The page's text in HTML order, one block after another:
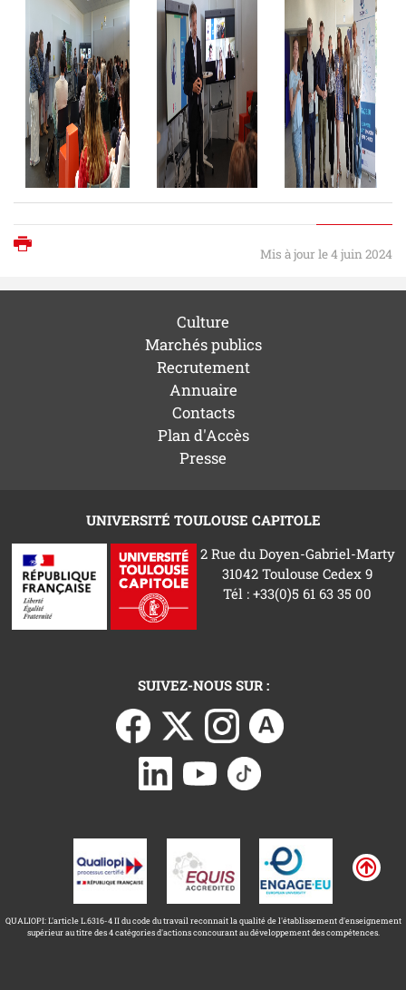
Mis à jour le 4 juin 2024
Culture
Marchés publics
Recrutement
Annuaire
Contacts
Plan d'Accès
Presse
UNIVERSITÉ TOULOUSE CAPITOLE
2 Rue du Doyen-Gabriel-Marty
31042 Toulouse Cedex 9
Tél : +33(0)5 61 63 35 00
SUIVEZ-NOUS SUR :
QUALIOPI: L'article L.6316-4 II du code du travail reconnait la qualité de l'établissement d'enseignement
supérieur au titre des 4 catégories d'actions concourant au développement des compétences.